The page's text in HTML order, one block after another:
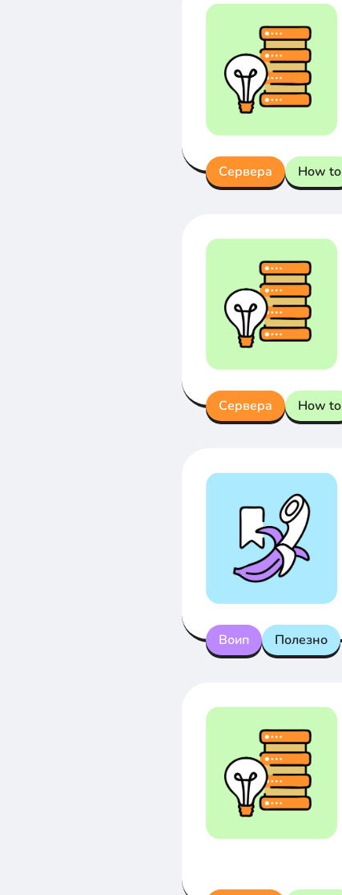
Сервера How to
Сервера How to
Воип Полезно